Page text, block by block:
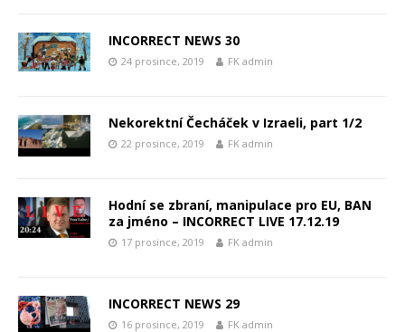
INCORRECT NEWS 30
24 prosince, 2019 FK admin
Nekorektní Čecháček v Izraeli, part 1/2
22 prosince, 2019 FK admin
Hodní se zbraní, manipulace pro EU, BAN
za jméno – INCORRECT LIVE 17.12.19
17 prosince, 2019 FK admin
INCORRECT NEWS 29
16 prosince, 2019 FK admin